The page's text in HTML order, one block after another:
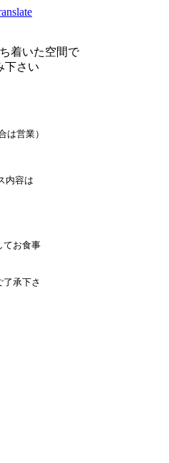
着いた空間で
下さい
は営業）
内容は
てお食事
了承下さ